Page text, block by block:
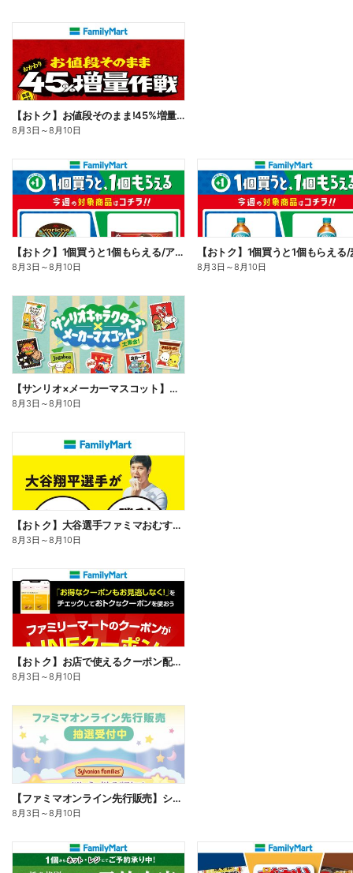
【おトク】お値段そのまま!45%増量作戦!
8月3日 ～8月10日
【おトク】1個買うと1個もらえる/アイス
8月3日 ～8月10日
【おトク】1個買うと1個もらえる
8月3日 ～8月10日
【サンリオ×メーカーマスコット】オリジナルグッズ貰える!
8月3日 ～8月10日
【おトク】大谷選手ファミマおむすび割
8月3日 ～8月10日
【おトク】お店で使えるクーポン配信中
8月3日 ～8月10日
【ファミマオンライン先行販売】シルバニアファミリー
8月3日 ～8月10日